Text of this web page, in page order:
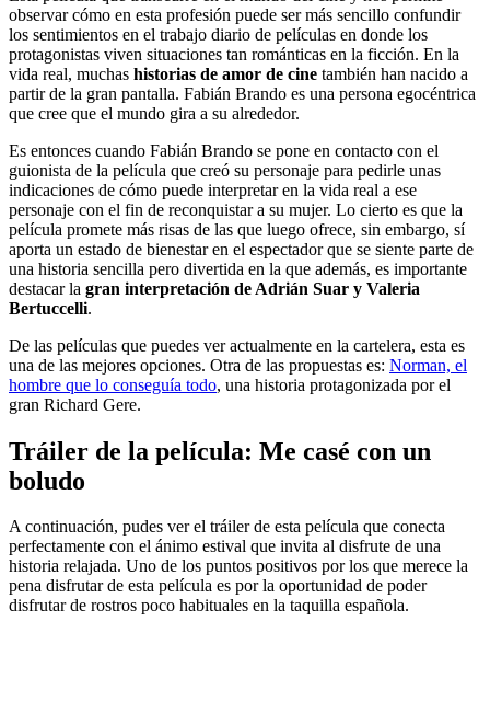
observar cómo en esta profesión puede ser más sencillo confundir
los sentimientos en el trabajo diario de películas en donde los
protagonistas viven situaciones tan románticas en la ficción. En la
vida real, muchas historias de amor de cine también han nacido a
partir de la gran pantalla. Fabián Brando es una persona egocéntrica
que cree que el mundo gira a su alrededor.
Es entonces cuando Fabián Brando se pone en contacto con el
guionista de la película que creó su personaje para pedirle unas
indicaciones de cómo puede interpretar en la vida real a ese
personaje con el fin de reconquistar a su mujer. Lo cierto es que la
película promete más risas de las que luego ofrece, sin embargo, sí
aporta un estado de bienestar en el espectador que se siente parte de
una historia sencilla pero divertida en la que además, es importante
destacar la gran interpretación de Adrián Suar y Valeria
Bertuccelli.
De las películas que puedes ver actualmente en la cartelera, esta es
una de las mejores opciones. Otra de las propuestas es: Norman, el
hombre que lo conseguía todo, una historia protagonizada por el
gran Richard Gere.
Tráiler de la película: Me casé con un
boludo
A continuación, pudes ver el tráiler de esta película que conecta
perfectamente con el ánimo estival que invita al disfrute de una
historia relajada. Uno de los puntos positivos por los que merece la
pena disfrutar de esta película es por la oportunidad de poder
disfrutar de rostros poco habituales en la taquilla española.